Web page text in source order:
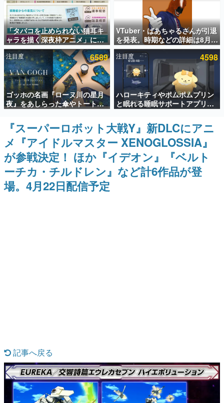
ゲームの企画書
名作ゲームクリエイターの方々に製作時のエピソードをお
聞きし、ヒットする企画（ゲーム）とは何か？を探ってい
きます。
赫本
この物語を解いてはいけない。『赫本』は、〈試験問題〉
の形をした短編ホラー小説集です。
新世代に訊く
これからのデジタルゲーム市場を担う若きクリエイター達
の姿を追い、彼らのルーツと情熱を探っていきます。
ゲーム世代の作家たち
ゲームに多大な影響を受けた作家さんに取材し、ゲームが
日本のコンテンツ産業やカルチャーに与えた影響を探る企
画です。
日本モバイルゲーム産業史
日本のモバイルゲーム史における主要なトピック・タイト
ルを網羅するほか、開発者へのインタビューや識者による
解説を掲載。約20年の歴史が一望できる決定版！
特集記事
マンガ
女性向け
「タバコを止められない猫耳キ
ャラを描く深夜枠アニメ」に視
聴者の一部から批判意見。違法
薬物の使用と思しき描写も含め
て、BPOが議論を交わす
VTuber・ばあちゃるさんが引退
を発表。時期などの詳細は8月9
日15時からの配信で説明
注目度 6589
ゴッホの名画『ローヌ川の星月
夜』をあしらった傘やトートバ
ッグなどが登場。8月7日21時よ
り2日間限定で予約販売
注目度 4598
ハローキティやポムポムプリン
と眠れる睡眠サポートアプリ
『ゆめたび』が配信中。キャラ
ごとのASMRや目覚ましアラー
ムも搭載
『スーパーロボット大戦Y』新DLCにアニ
メ『アイドルマスター XENOGLOSSIA』
が参戦決定！ ほか『イデオン』『ベルト
ーチカ・チルドレン』など計6作品が登
場。4月22日配信予定
記事へ戻る